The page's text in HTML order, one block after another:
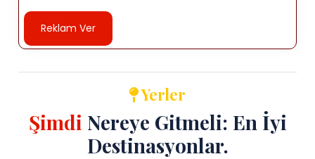
Reklam Ver
Yerler
Şimdi Nereye Gitmeli: En İyi
Destinasyonlar.